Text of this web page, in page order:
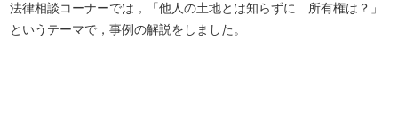
法律相談コーナーでは，「他人の土地とは知らずに…所有権は？」
というテーマで，事例の解説をしました。